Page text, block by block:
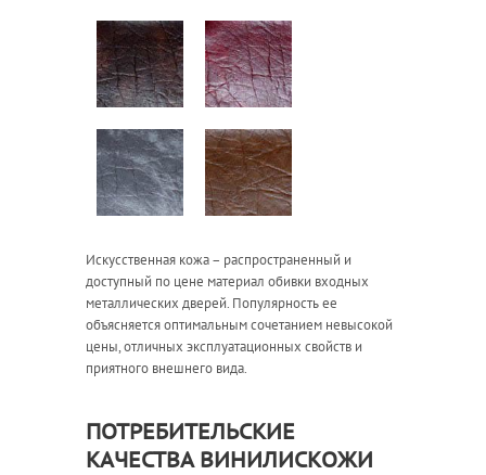
Искусственная кожа – распространенный и
доступный по цене материал обивки входных
металлических дверей. Популярность ее
объясняется оптимальным сочетанием невысокой
цены, отличных эксплуатационных свойств и
приятного внешнего вида.
ПОТРЕБИТЕЛЬСКИЕ
КАЧЕСТВА ВИНИЛИСКОЖИ